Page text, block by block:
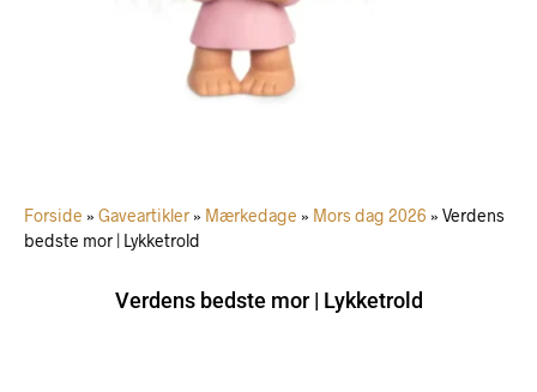
Forside » Gaveartikler » Mærkedage » Mors dag 2026 » Verdens
bedste mor | Lykketrold
Verdens bedste mor | Lykketrold